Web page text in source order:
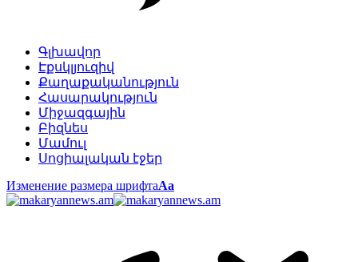
Գլխավոր
Էքսկլյուզիվ
Քաղաքականություն
Հասարակություն
Միջազգային
Բիզնես
Մամուլ
Սոցիալական էջեր
Изменение размера шрифтаАа